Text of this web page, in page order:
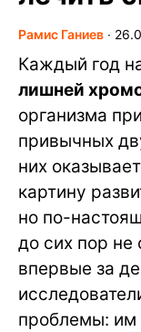
Рамис Ганиев ∙
Каждый год
лишней
организма
привычных
них
картину
но по-
до сих пор не
впервые за
проблемы: им